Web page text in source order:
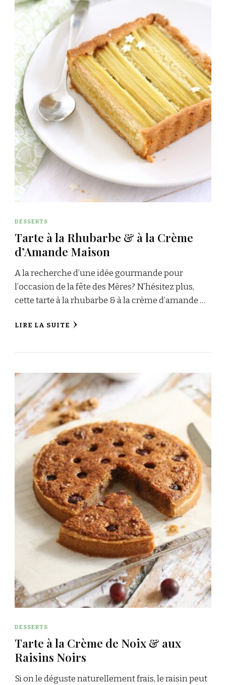
DESSERTS
Tarte à la Rhubarbe & à la Crème
d’Amande Maison
A la recherche d’une idée gourmande pour
l’occasion de la fête des Mères? N’hésitez plus,
cette tarte à la rhubarbe & à la crème d’amande …
LIRE LA SUITE
DESSERTS
Tarte à la Crème de Noix & aux
Raisins Noirs
Si on le déguste naturellement frais, le raisin peut